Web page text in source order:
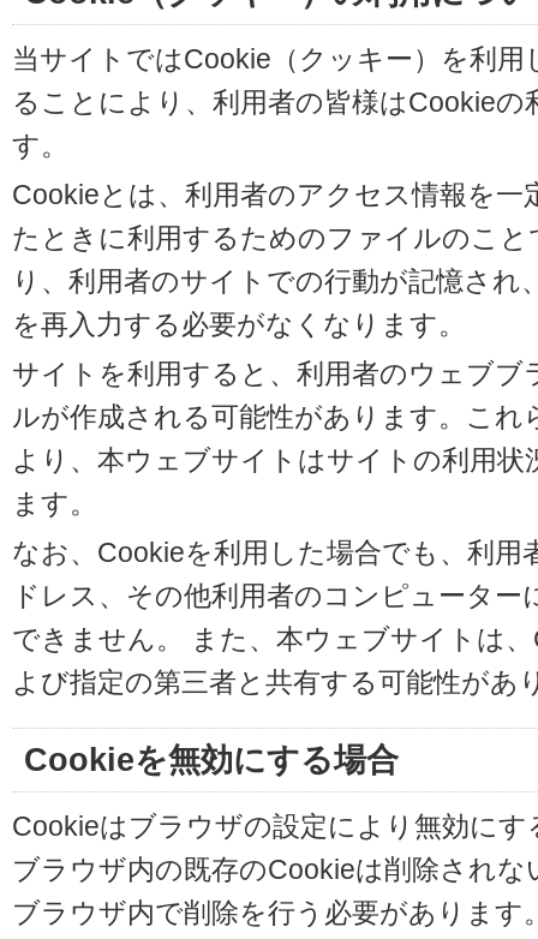
当サイトではCookie（クッキー）を利
ることにより、利用者の皆様はCookie
す。
Cookieとは、利用者のアクセス情報を
たときに利用するためのファイルのこ
り、利用者のサイトでの行動が記憶さ
を再入力する必要がなくなります。
サイトを利用すると、利用者のウェブ
ルが作成される可能性があります。こ
より、本ウェブサイトはサイトの利用
ます。
なお、Cookieを利用した場合でも、利用
ドレス、その他利用者のコンピュータ
できません。 また、本ウェブサイトは
よび指定の第三者と共有する可能性があ
Cookieを無効にする場合
Cookieはブラウザの設定により無効に
ブラウザ内の既存のCookieは削除され
ブラウザ内で削除を行う必要があります